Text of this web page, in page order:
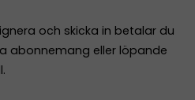
och skicka in betalar du
abonnemang eller löpande